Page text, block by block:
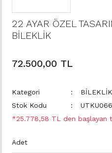
22 AYAR ÖZEL
BİLEKLİK
72.500,00 TL
Kategori
BİLEKLİK
Stok Kodu
*25.778,58 TL den başlayan
Adet